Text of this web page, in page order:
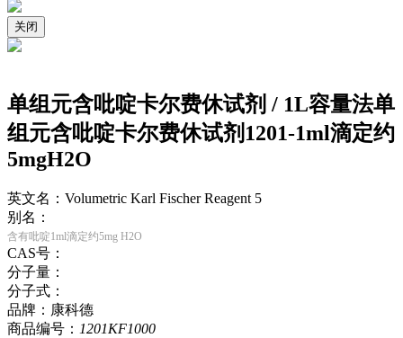
关闭
单组元含吡啶卡尔费休试剂 / 1L容量法单
组元含吡啶卡尔费休试剂1201-1ml滴定约
5mgH2O
英文名：Volumetric Karl Fischer Reagent 5
别名：
含有吡啶1ml滴定约5mg H2O
CAS号：
分子量：
分子式：
品牌：康科德
商品编号： 1201KF1000